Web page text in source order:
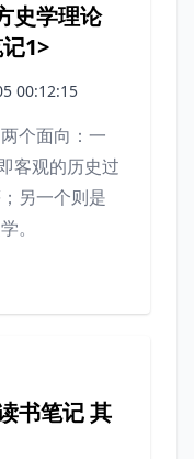
史学理论
1>
00:12:15
个面向：一
客观的历史过
另一个则是
。
书笔记 其